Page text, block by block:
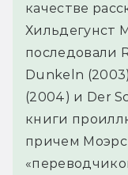
качестве
Хильдегунст
последовали
Dunkeln
(2004) и Der
книги
причем Моэрс